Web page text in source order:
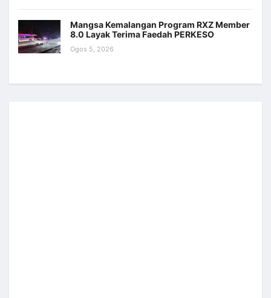
Mangsa Kemalangan Program RXZ Member
8.0 Layak Terima Faedah PERKESO
Ogos 5, 2026